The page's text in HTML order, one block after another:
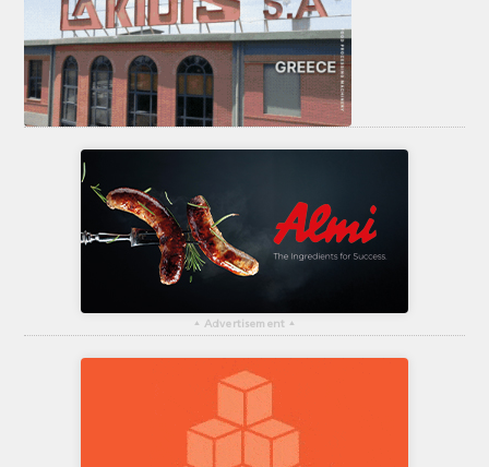
▴ Advertisement ▴